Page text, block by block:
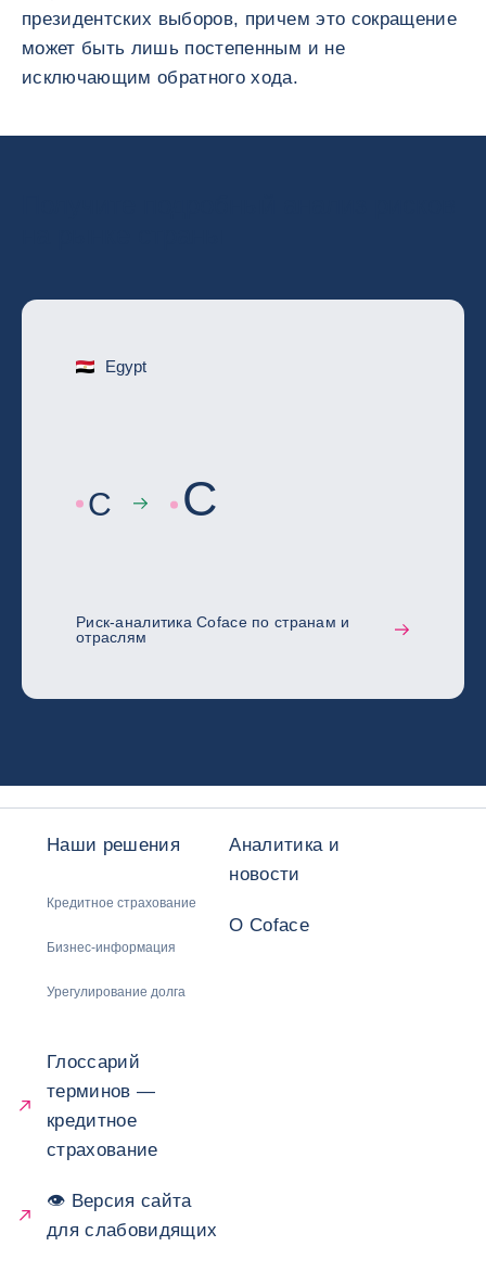
президентских выборов, причем это сокращение
может быть лишь постепенным и не
исключающим обратного хода.
Egypt
C C
Риск-аналитика Coface по странам и
отраслям
Наши решения
Кредитное страхование
Бизнес-информация
Урегулирование долга
Аналитика и
новости
О Coface
Глоссарий
терминов —
кредитное
страхование
👁 Версия сайта
для слабовидящих